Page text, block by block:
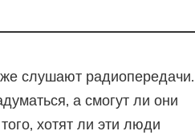
слушают радиопередачи.
а смогут ли они
хотят ли эти люди